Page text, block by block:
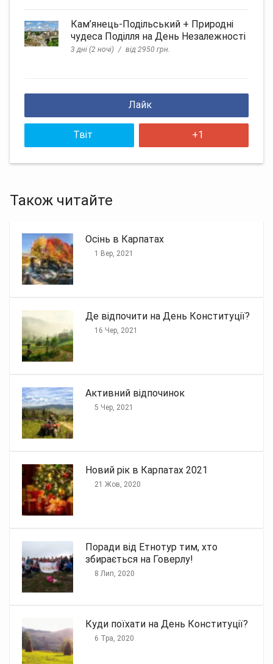
Кам’янець-Подільський + Природні
чудеса Поділля на День Незалежності
3 дні (2 ночі) від 2950 грн.
Лайк
Твіт +1
Також читайте
Осінь в Карпатах
1 Вер, 2021
Де відпочити на День Конституції?
16 Чер, 2021
Активний відпочинок
5 Чер, 2021
Новий рік в Карпатах 2021
21 Жов, 2020
Поради від Етнотур тим, хто
збирається на Говерлу!
8 Лип, 2020
Куди поїхати на День Конституції?
6 Тра, 2020